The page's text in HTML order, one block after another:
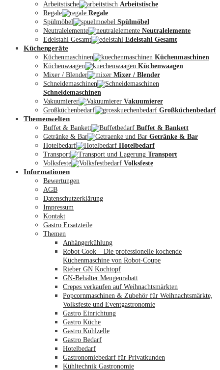
Mein Konto
Arbeitstische
Arbeitstische
Regale
Regale
Spülmöbel
Spülmöbel
Neutralelemente
Neutralelemente
Edelstahl Gesamt
Edelstahl Gesamt
Küchengeräte
Küchenmaschinen
Küchenmaschinen
Küchenwaagen
Küchenwaagen
Mixer / Blender
Mixer / Blender
Schneidemaschinen
Schneidemaschinen
Vakuumierer
Vakuumierer
Großküchenbedarf
Großküchenbedarf
Themenwelten
Buffet & Bankett
Buffet & Bankett
Getränke & Bar
Getränke & Bar
Hotelbedarf
Hotelbedarf
Transport
Transport
Volksfeste
Volksfeste
Informationen
Bewertungen
AGB
Datenschutzerklärung
Impressum
Kontakt
Gastro Ersatzteile
Themen
Anhängerkühlung
Robot Cook – Die professionelle kochende
Küchenmaschine von Robot-Coupe
Rieber GN Kochtopf
GN-Behälter Mengenrabatt
Crepes verkaufen auf Weihnachtsmärkten
Popcornmaschinen & Zubehör für Weihnachtsmärkte,
Volksfeste und Eventgastronomie
Gastro Einrichtung
Gastro Küche
Gastro Kühlzelle
Gastro Bedarf
Hotelbedarf
Gastronomiebedarf für Privatkunden
Kühltechnik Gastronomie